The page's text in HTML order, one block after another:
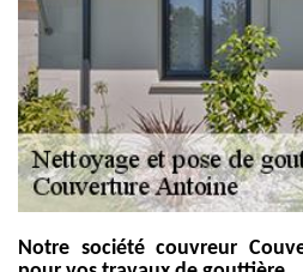
Notre société couvreur